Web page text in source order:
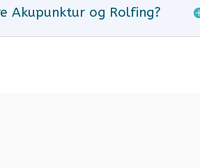
Akupunktur og Rolfing?